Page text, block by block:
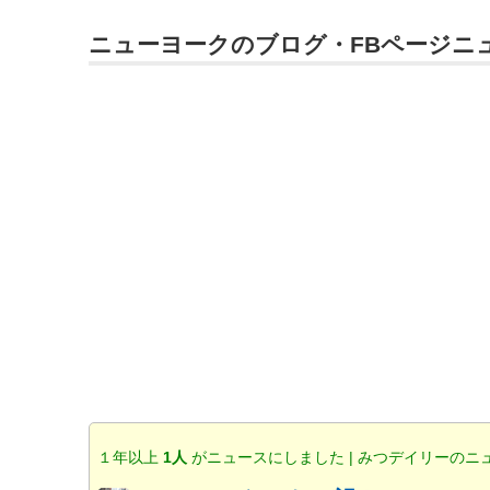
ニューヨークのブログ・FBページニ
１年以上 1人がニュースにしました | みつデイリーのニ